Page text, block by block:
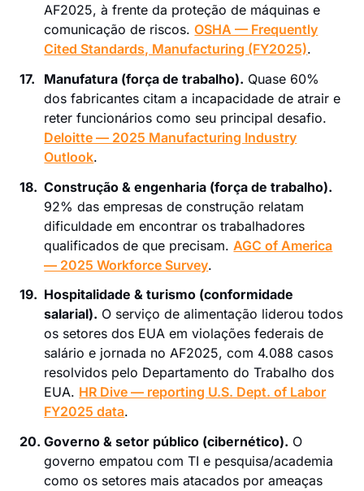
AF2025, à frente da proteção de máquinas e
comunicação de riscos.OSHA — Frequently
Cited Standards, Manufacturing (FY2025).
17.
Manufatura (força de trabalho). Quase 60%
dos fabricantes citam a incapacidade de atrair e
reter funcionários como seu principal desafio.
Deloitte — 2025 Manufacturing Industry
Outlook.
18. Construção & engenharia (força de trabalho).
92% das empresas de construção relatam
dificuldade em encontrar os trabalhadores
qualificados de que precisam. AGC of America
— 2025 Workforce Survey.
19. Hospitalidade & turismo (conformidade
salarial). O serviço de alimentação liderou todos
os setores dos EUA em violações federais de
salário e jornada no AF2025, com 4.088 casos
resolvidos pelo Departamento do Trabalho dos
EUA. HR Dive — reporting U.S. Dept. of Labor
FY2025 data.
20. Governo & setor público (cibernético). O
governo empatou com TI e pesquisa/academia
como os setores mais atacados por ameaças